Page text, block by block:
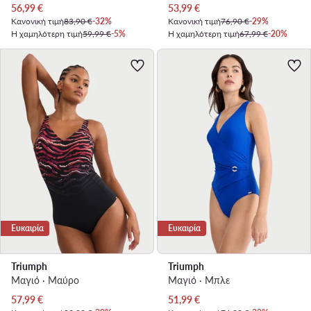
Τρέχουσα τιμή
56,99€
Κανονική τιμή83,90 €-32%
Η χαμηλότερη τιμή59,99 €-5%
Τρέχουσα τιμή
53,99€
Κανονική τιμή76,90 €-29%
Η χαμηλότερη τιμή67,99 €-20%
Ευκαιρία
Triumph
Μαγιό · Μαύρο
Τρέχουσα τιμή
57,99€
Ευκαιρία
Triumph
Μαγιό · Μπλε
Τρέχουσα τιμή
51,99€